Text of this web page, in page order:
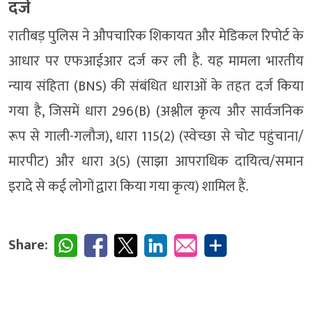
दर्ज
रातीबड़ पुलिस ने औपचारिक शिकायत और मेडिकल रिपोर्ट के
आधार पर एफआईआर दर्ज कर ली है. यह मामला भारतीय
न्याय संहिता (BNS) की संबंधित धाराओं के तहत दर्ज किया
गया है, जिसमें धारा 296(B) (अश्लील कृत्य और सार्वजनिक
रूप से गाली-गलौज), धारा 115(2) (स्वेच्छा से चोट पहुंचाना/
मारपीट) और धारा 3(5) (साझा आपराधिक दायित्व/समान
इरादे से कई लोगों द्वारा किया गया कृत्य) शामिल हैं.
Share: